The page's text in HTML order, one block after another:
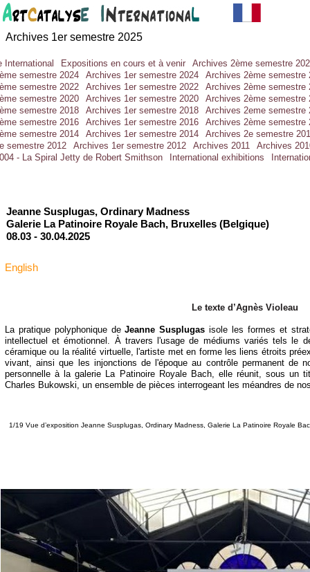
Archives 1er semestre 2025
International Expositions en cours et à venir
Archives 2ème semestre
semestre 2024
Archives 1er semestre 2024
Archives 2ème semestre
semestre 2022
Archives 1er semestre 2022
Archives 2ème semestre
semestre 2020
Archives 1er semestre 2020
Archives 2ème semestre
semestre 2018
Archives 1er semestre 2018
Archives 2eme semestre
semestre 2016
Archives 1er semestre 2016
Archives 2ème semestre
semestre 2014
Archives 1er semestre 2014
Archives 2e semestre
semestre 2012
Archives 1er semestre 2012 Archives 2011
Archives
- La Spiral Jetty de Robert Smithson
International exhibitions
Jeanne Susplugas, Ordinary Madness
Galerie La Patinoire Royale Bach, Bruxelles (Belgique)
08.03 - 30.04.2025
Le texte d’Agnès Violeau
La pratique polyphonique deJeanne Susplugas isole les formes et
intellectuel et émotionnel. À travers l'usage de médiums variés tels le
céramique ou la réalité virtuelle, l'artiste met en forme les liens étroits
vivant, ainsi que les injonctions de l'époque au contrôle permanent de
personnelle à la galerie La Patinoire Royale Bach, elle réunit, sous un
Charles Bukowski, un ensemble de pièces interrogeant les méandres de
English
1/19 Vue d’exposition Jeanne Susplugas, Ordinary Madness, Galerie La Patinoire Royale